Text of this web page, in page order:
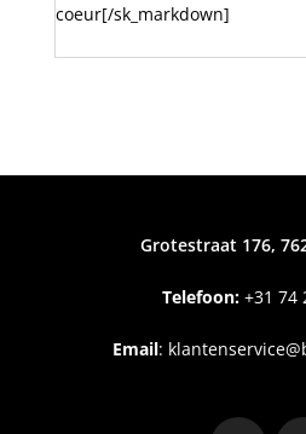
coeur[/sk_markdown]
Grotestraat 176,
Telefoon:+31 74
Email: